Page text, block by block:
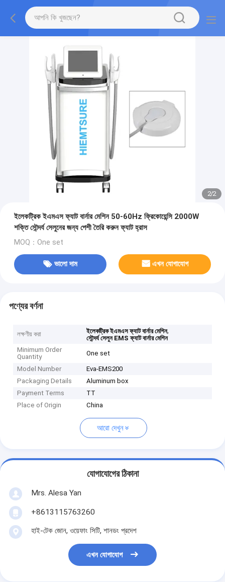
2/2
ইলেকট্রিক ইএমএস ফ্যাট বার্নার মেশিন 50-60Hz ফ্রিকোয়েন্সি 2000W
শক্তি সৌন্দর্য সেলুনের জন্য পেশী তৈরি করুন ফ্যাট হ্রাস
MOQ：One set
ভালো দাম এখন যোগাযোগ
পণ্যের বর্ণনা
লক্ষণীয় করা ইলেকট্রিক ইএমএস ফ্যাট বার্নার মেশিন,
সৌন্দর্য সেলুন EMS ফ্যাট বার্নার মেশিন
Minimum Order
Quantity
One set
Model Number
Eva-EMS200
Packaging Details
Aluminum box
Payment Terms
TT
Place of Origin
China
আরো দেখুন
যোগাযোগের ঠিকানা
Mrs. Alesa Yan
+8613115763260
হাই-টেক জোন, ওয়েফাং সিটি, শানডং প্রদেশ
এখন যোগাযোগ